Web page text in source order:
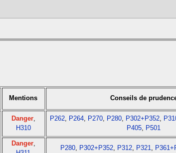
Mentions Conseils de
Danger,
H310
P262, P264, P270, P280, P302+P352,
P405, P501
Danger,
P280, P302+P352, P312, P321,